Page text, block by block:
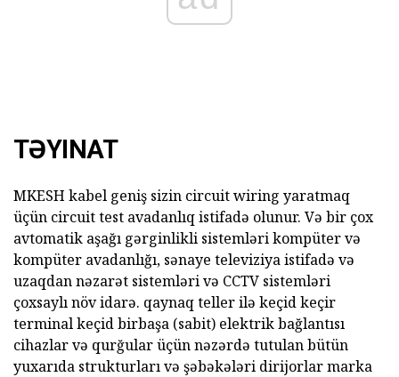
TƏYINAT
MKESH kabel geniş sizin circuit wiring yaratmaq
üçün circuit test avadanlıq istifadə olunur. Və bir çox
avtomatik aşağı gərginlikli sistemləri kompüter və
kompüter avadanlığı, sənaye televiziya istifadə və
uzaqdan nəzarət sistemləri və CCTV sistemləri
çoxsaylı növ idarə. qaynaq teller ilə keçid keçir
terminal keçid birbaşa (sabit) elektrik bağlantısı
cihazlar və qurğular üçün nəzərdə tutulan bütün
yuxarıda strukturları və şəbəkələri dirijorlar marka